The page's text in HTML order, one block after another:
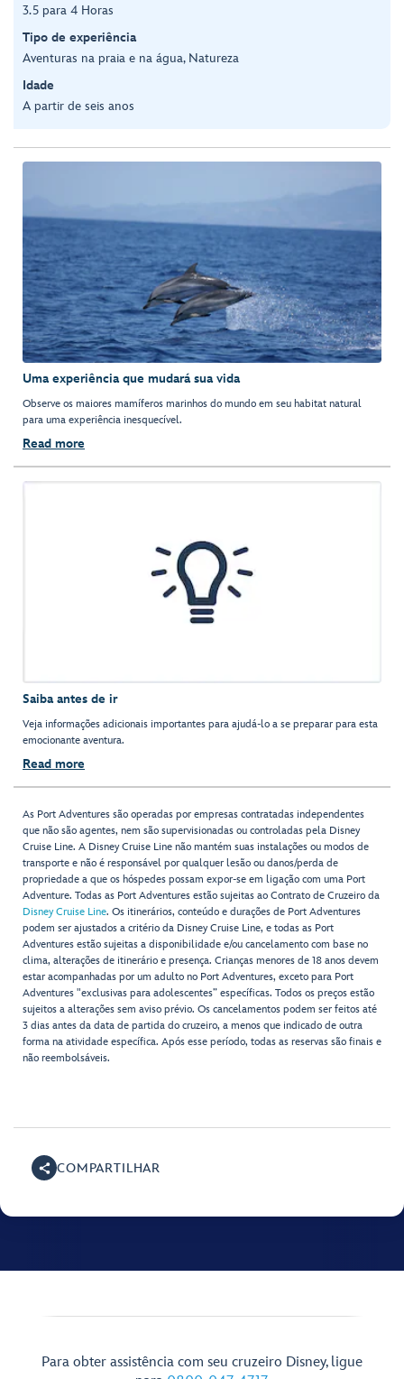
3.5 para 4 Horas
Tipo de experiência
Aventuras na praia e na água, Natureza
Idade
A partir de seis anos
Uma experiência que mudará sua vida
Observe os maiores mamíferos marinhos do mundo em seu habitat natural
para uma experiência inesquecível.
Read more
Saiba antes de ir
Veja informações adicionais importantes para ajudá-lo a se preparar para esta
emocionante aventura.
Read more
As Port Adventures são operadas por empresas contratadas independentes
que não são agentes, nem são supervisionadas ou controladas pela Disney
Cruise Line. A Disney Cruise Line não mantém suas instalações ou modos de
transporte e não é responsável por qualquer lesão ou danos/perda de
propriedade a que os hóspedes possam expor-se em ligação com uma Port
Adventure. Todas as Port Adventures estão sujeitas ao Contrato de Cruzeiro da
Disney Cruise Line. Os itinerários, conteúdo e durações de Port Adventures
podem ser ajustados a critério da Disney Cruise Line, e todas as Port
Adventures estão sujeitas a disponibilidade e/ou cancelamento com base no
clima, alterações de itinerário e presença. Crianças menores de 18 anos devem
estar acompanhadas por um adulto no Port Adventures, exceto para Port
Adventures "exclusivas para adolescentes” específicas. Todos os preços estão
sujeitos a alterações sem aviso prévio. Os cancelamentos podem ser feitos até
3 dias antes da data de partida do cruzeiro, a menos que indicado de outra
forma na atividade específica. Após esse período, todas as reservas são finais e
não reembolsáveis.
COMPARTILHAR
Para obter assistência com seu cruzeiro Disney, ligue